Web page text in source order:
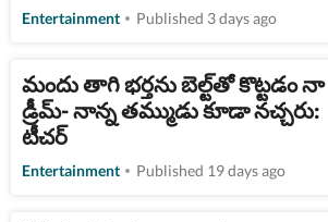
Entertainment Published 3 days ago
మందు తాగి భర్తను బెల్ట్‌తో కొట్టడం నా
డ్రీమ్- నాన్న తమ్ముడు కూడా నచ్చరు:
టీచర్
Entertainment Published 19 days ago